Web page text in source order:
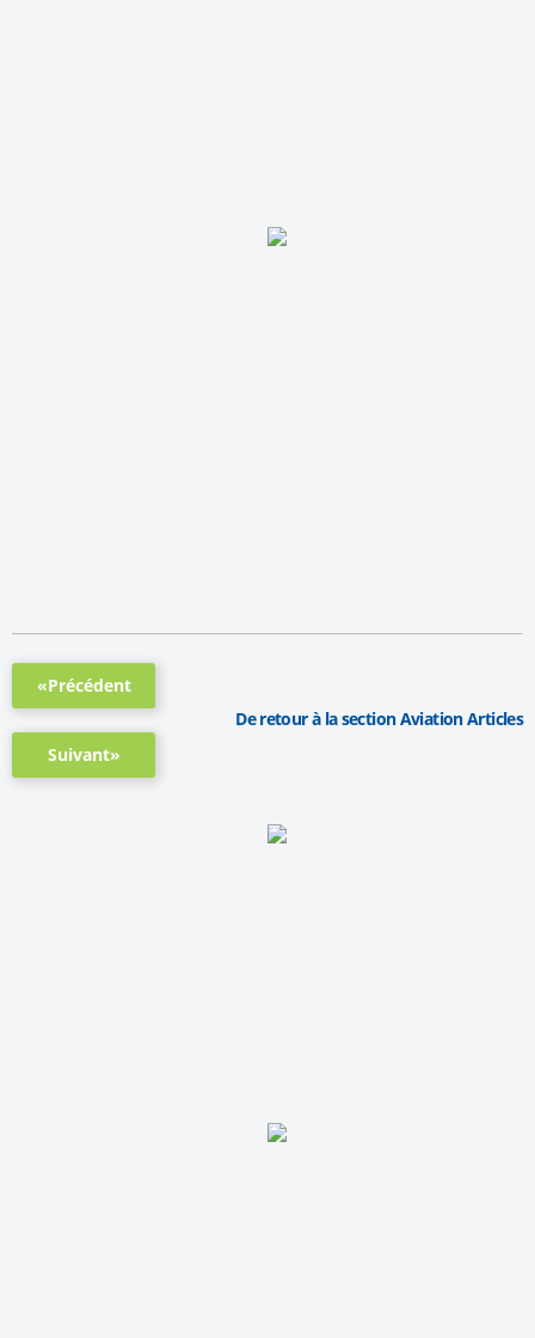
«Précédent
Suivant»
De retour à la section Aviation Articles